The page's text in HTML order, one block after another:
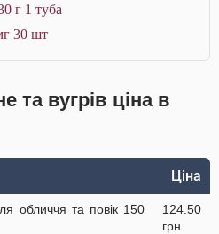
г 1 туба
30 шт
та вугрів ціна в
Ціна
обличчя та повік 150
124.50
грн